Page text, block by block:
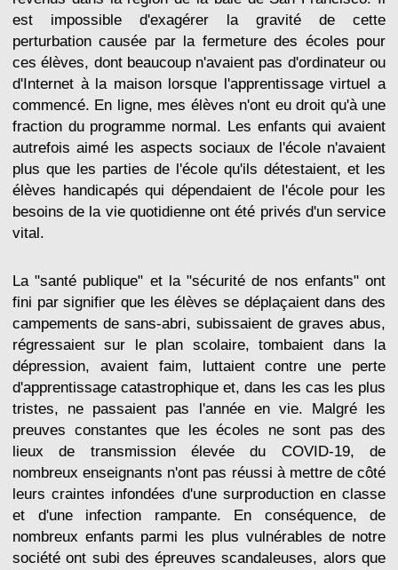
est impossible d'exagérer la gravité de cette
perturbation causée par la fermeture des écoles pour
ces élèves, dont beaucoup n'avaient pas d'ordinateur ou
d'Internet à la maison lorsque l'apprentissage virtuel a
commencé. En ligne, mes élèves n'ont eu droit qu'à une
fraction du programme normal. Les enfants qui avaient
autrefois aimé les aspects sociaux de l'école n'avaient
plus que les parties de l'école qu'ils détestaient, et les
élèves handicapés qui dépendaient de l'école pour les
besoins de la vie quotidienne ont été privés d'un service
vital.
La "santé publique" et la "sécurité de nos enfants" ont
fini par signifier que les élèves se déplaçaient dans des
campements de sans-abri, subissaient de graves abus,
régressaient sur le plan scolaire, tombaient dans la
dépression, avaient faim, luttaient contre une perte
d'apprentissage catastrophique et, dans les cas les plus
tristes, ne passaient pas l'année en vie. Malgré les
preuves constantes que les écoles ne sont pas des
lieux de transmission élevée du COVID-19, de
nombreux enseignants n'ont pas réussi à mettre de côté
leurs craintes infondées d'une surproduction en classe
et d'une infection rampante. En conséquence, de
nombreux enfants parmi les plus vulnérables de notre
société ont subi des épreuves scandaleuses, alors que